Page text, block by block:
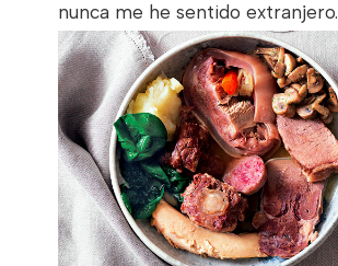
nunca me he sentido extranjero.